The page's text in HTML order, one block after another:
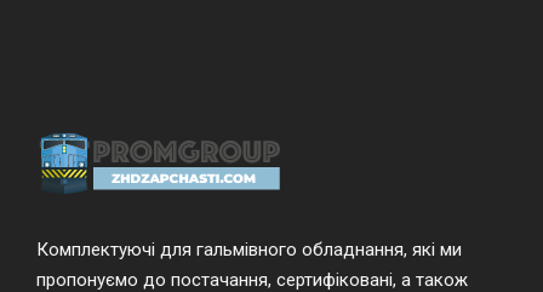
Комплектуючі для гальмівного обладнання, які ми
пропонуємо до постачання, сертифіковані, а також